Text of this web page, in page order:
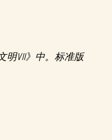
明VII》中。标准版